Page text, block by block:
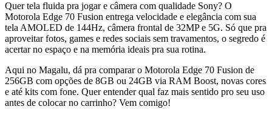
Quer tela fluida pra jogar e câmera com qualidade Sony? O
Motorola Edge 70 Fusion entrega velocidade e elegância com sua
tela AMOLED de 144Hz, câmera frontal de 32MPe 5G. Só que pra
aproveitar fotos, games e redes sociais sem travamentos, o segredo é
acertar no espaço e na memória ideais pra sua rotina.
Aqui no Magalu, dá pra comparar o Motorola Edge 70 Fusion de
256GB com opções de 8GB ou 24GB via RAM Boost, novas cores
e até kits com fone. Quer entender qual faz mais sentido pro seu uso
antes de colocar no carrinho? Vem comigo!